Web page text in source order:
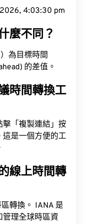
4:03:31 pm
麼不同？
為目標時間
的差值。
時間轉換工
「複製連結」按
是一個方便的工
線上時間轉
轉換。 IANA 是
理全球時區資